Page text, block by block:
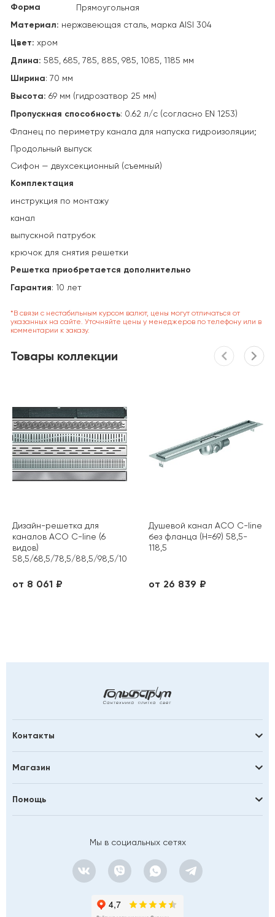
Форма Прямоугольная
Материал: нержавеющая сталь, марка AISI 304
Цвет: хром
Длина: 585, 685, 785, 885, 985, 1085, 1185 мм
Ширина: 70 мм
Высота: 69 мм (гидрозатвор 25 мм)
Пропускная способность: 0.62 л/с (согласно EN 1253)
Фланец по периметру канала для напуска гидроизоляции;
Продольный выпуск
Cифон — двухсекционный (съемный)
Комплектация
инструкция по монтажу
канал
выпускной патрубок
крючок для снятия решетки
Решетка приобретается дополнительно
Гарантия: 10 лет
*В связи с нестабильным курсом валют, цены могут отличаться от
указанных на сайте. Уточняйте цены у менеджеров по телефону или в
комментарии к заказу.
Товары коллекции
Дизайн-решетка для
каналов ACO C-line (6
видов)
58,5/68,5/78,5/88,5/98,5/108,5/118,5
от 8 061 ₽
Душевой канал ACO C-line
без фланца (H=69) 58,5-
118,5
от 26 839 ₽
Контакты
Магазин
Помощь
Мы в социальных сетях